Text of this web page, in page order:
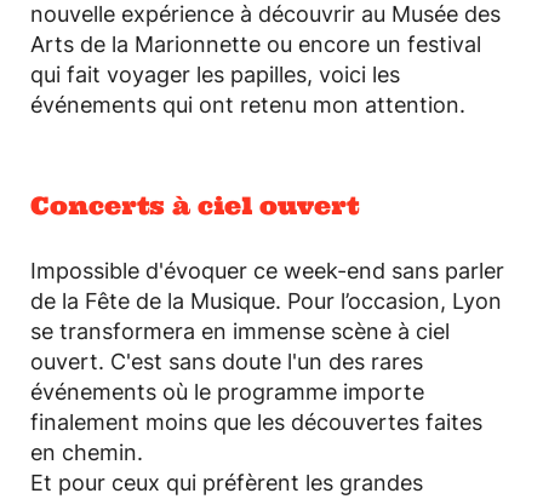
nouvelle expérience à découvrir au Musée des
Arts de la Marionnette ou encore un festival
qui fait voyager les papilles, voici les
événements qui ont retenu mon attention.
Concerts à ciel ouvert
Impossible d'évoquer ce week-end sans parler
de la Fête de la Musique. Pour l’occasion, Lyon
se transformera en immense scène à ciel
ouvert. C'est sans doute l'un des rares
événements où le programme importe
finalement moins que les découvertes faites
en chemin.
Et pour ceux qui préfèrent les grandes